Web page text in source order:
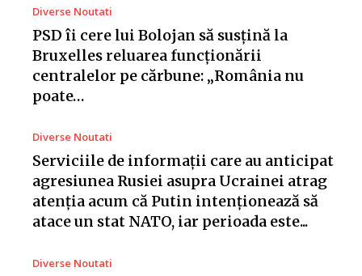
Diverse Noutati
PSD îi cere lui Bolojan să susțină la
Bruxelles reluarea funcționării
centralelor pe cărbune: „România nu
poate…
Diverse Noutati
Serviciile de informații care au anticipat
agresiunea Rusiei asupra Ucrainei atrag
atenția acum că Putin intenționează să
atace un stat NATO, iar perioada este...
Diverse Noutati